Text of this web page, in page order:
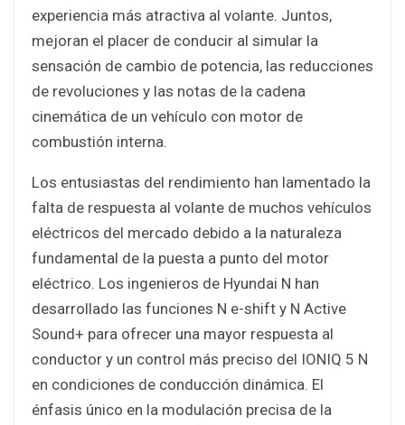
experiencia más atractiva al volante. Juntos,
mejoran el placer de conducir al simular la
sensación de cambio de potencia, las reducciones
de revoluciones y las notas de la cadena
cinemática de un vehículo con motor de
combustión interna.
Los entusiastas del rendimiento han lamentado la
falta de respuesta al volante de muchos vehículos
eléctricos del mercado debido a la naturaleza
fundamental de la puesta a punto del motor
eléctrico. Los ingenieros de Hyundai N han
desarrollado las funciones N e-shift y N Active
Sound+ para ofrecer una mayor respuesta al
conductor y un control más preciso del IONIQ 5 N
en condiciones de conducción dinámica. El
énfasis único en la modulación precisa de la